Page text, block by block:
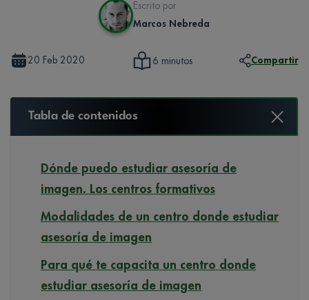
Escrito por
Marcos Nebreda
20 Feb 2020 6 minutos Compartir
Tabla de contenidos
Dónde puedo estudiar asesoría de
imagen. Los centros formativos
Modalidades de un centro donde estudiar
asesoría de imagen
Para qué te capacita un centro donde
estudiar asesoría de imagen